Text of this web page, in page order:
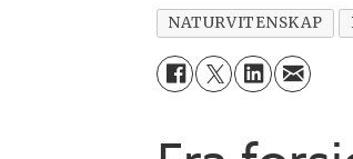
NATURVITENSKAP